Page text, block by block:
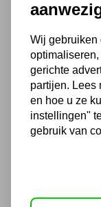
Wij gebruiken
gerichte
partijen. Lees
en hoe u ze
instellingen"
gebruik van